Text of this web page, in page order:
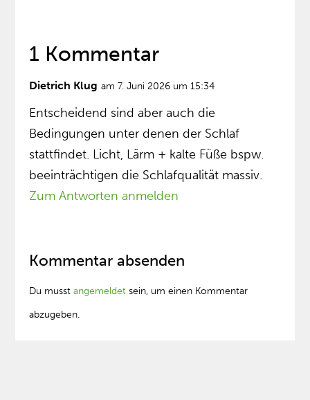
1 Kommentar
Dietrich Klug am 7. Juni 2026 um 15:34
Entscheidend sind aber auch die
Bedingungen unter denen der Schlaf
stattfindet. Licht, Lärm + kalte Füße bspw.
beeinträchtigen die Schlafqualität massiv.
Zum Antworten anmelden
Kommentar absenden
Du musstangemeldet sein, um einen Kommentar
abzugeben.